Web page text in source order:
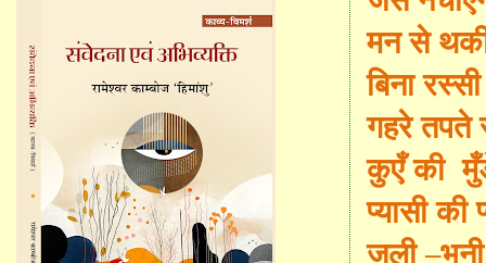
मन से
बिना
गहरे तपते
कुएँ कीमुँ
प्यासी की
जली